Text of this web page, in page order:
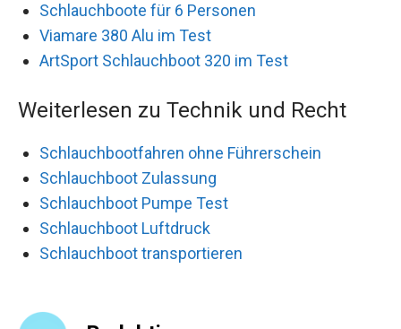
Schlauchboote für 6 Personen
Viamare 380 Alu im Test
ArtSport Schlauchboot 320 im Test
Weiterlesen zu Technik und Recht
Schlauchbootfahren ohne Führerschein
Schlauchboot Zulassung
Schlauchboot Pumpe Test
Schlauchboot Luftdruck
Schlauchboot transportieren